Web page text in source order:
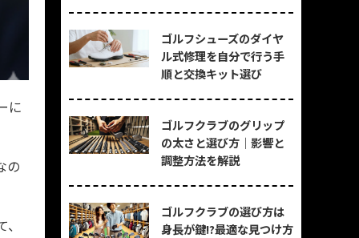
に
の
ゴルフシューズのダイヤ
ル式修理を自分で行う手
順と交換キット選び
ゴルフクラブのグリップ
の太さと選び方｜影響と
調整方法を解説
ゴルフクラブの選び方は
身長が鍵!?最適な見つけ方